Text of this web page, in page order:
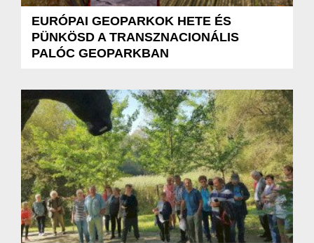
EURÓPAI GEOPARKOK HETE ÉS
PÜNKÖSD A TRANSZNACIONÁLIS
PALÓC GEOPARKBAN